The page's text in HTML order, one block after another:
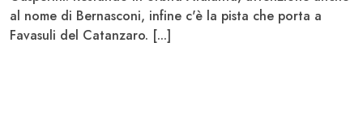
al nome di Bernasconi, infine c'è la pista che porta a
Favasuli del Catanzaro. [...]